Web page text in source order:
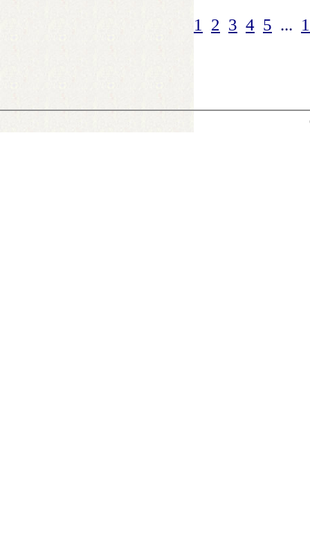
1 2 3 4 5 ...